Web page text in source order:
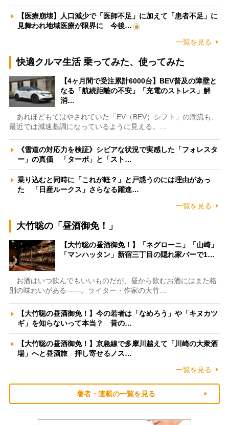
【医療崩壊】人口減少で「医師不足」に加えて「患者不足」に
見舞われ地域医療が限界に 今後…
一覧を見る
快適クルマ生活 乗ってみた、使ってみた
【4ヶ月間で受注累計6000台】BEV普及の障壁と
なる「航続距離の不安」「充電のストレス」解
消…
あれほどもてはやされていた「EV（BEV）シフト」の潮流も、
最近では減速基調になっているように見える。…
《雪道の対応力を検証》シビアな状況で実感した「フォレスタ
ー」の真価 「ターボ」と「スト…
乗り込むと同時に「これが軽？」と戸惑うのには理由があっ
た 「日産ルークス」さらなる躍進…
一覧を見る
大竹聡の「昼酒御免！」
【大竹聡の昼酒御免！】「ネグローニ」「山崎」
「マンハッタン」新宿三丁目の隠れ家バーで1…
お酒はいつ飲んでもいいものだが、昼から飲むお酒にはまた格
別の味わいがある――。ライター・作家の大竹…
【大竹聡の昼酒御免！】今の若者は「なめろう」や「キヌカツ
ギ」を知らないって本当？ 昔の…
【大竹聡の昼酒御免！】京急線で多摩川越えて「川崎の大衆酒
場」へと昼酒旅 押し寄せるノス…
一覧を見る
著者・連載の一覧を見る